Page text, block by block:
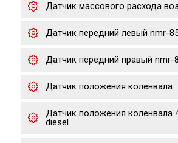
Датчик массового расхода
Датчик передний левый nmr-
Датчик передний правый nmr-
Датчик положения коленвала
Датчик положения коленвала
diesel